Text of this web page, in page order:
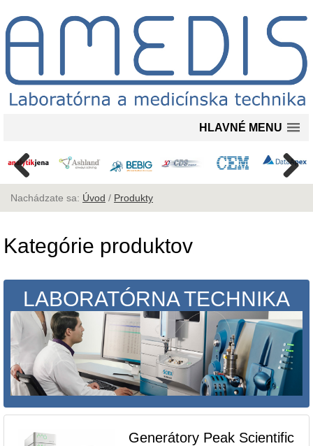
HLAVNÉ MENU
Nachádzate sa: Úvod / Produkty
Kategórie produktov
LABORATÓRNA TECHNIKA
Generátory Peak Scientific